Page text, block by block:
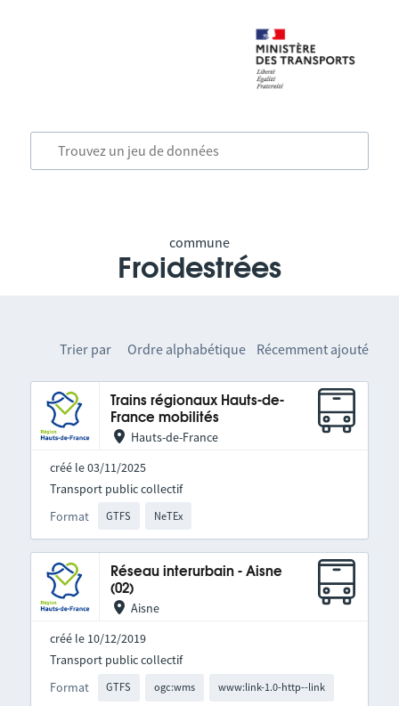
commune
Froidestrées
Trier par Ordre alphabétique Récemment ajouté
Trains régionaux Hauts-de-
France mobilités
Hauts-de-France
créé le 03/11/2025
Format GTFS NeTEx
Transport public collectif
Réseau interurbain - Aisne
(02)
Aisne
créé le 10/12/2019
Format GTFS ogc:wms www:link-1.0-http--link
Transport public collectif